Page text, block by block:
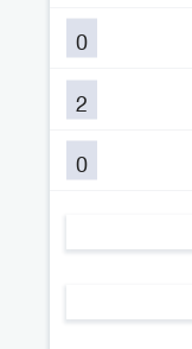
0
2
0